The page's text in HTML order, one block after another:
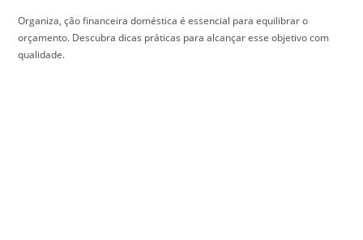
Organiza, ção financeira doméstica é essencial para equilibrar o
orçamento. Descubra dicas práticas para alcançar esse objetivo com
qualidade.